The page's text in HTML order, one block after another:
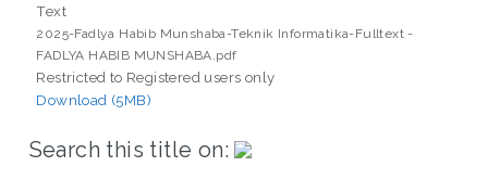
Text
2025-Fadlya Habib Munshaba-Teknik Informatika-Fulltext -
FADLYA HABIB MUNSHABA.pdf
Restricted to Registered users only
Download (5MB)
Search this title on: